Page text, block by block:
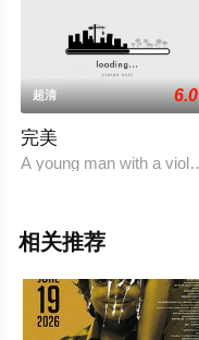
星辰影视，更多相关
情网等平台了解。
超清 6.0
完美
A young man with a
相关推荐